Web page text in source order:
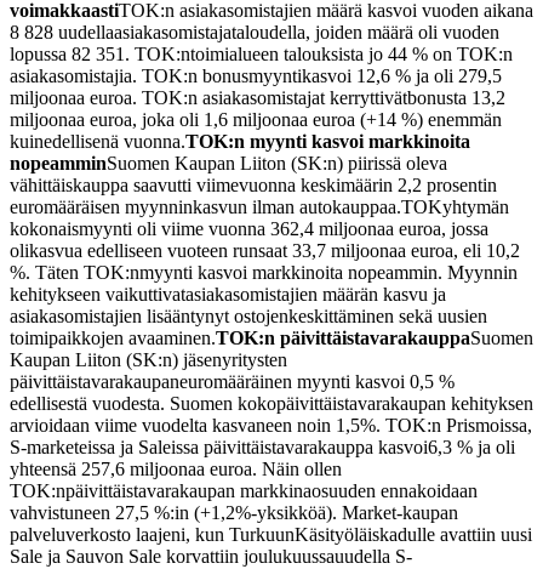
voimakkaastiTOK:n asiakasomistajien määrä kasvoi vuoden aikana
8 828 uudellaasiakasomistajataloudella, joiden määrä oli vuoden
lopussa 82 351. TOK:ntoimialueen talouksista jo 44 % on TOK:n
asiakasomistajia. TOK:n bonusmyyntikasvoi 12,6 % ja oli 279,5
miljoonaa euroa. TOK:n asiakasomistajat kerryttivätbonusta 13,2
miljoonaa euroa, joka oli 1,6 miljoonaa euroa (+14 %) enemmän
kuinedellisenä vuonna.TOK:n myynti kasvoi markkinoita
nopeamminSuomen Kaupan Liiton (SK:n) piirissä oleva
vähittäiskauppa saavutti viimevuonna keskimäärin 2,2 prosentin
euromääräisen myynninkasvun ilman autokauppaa.TOKyhtymän
kokonaismyynti oli viime vuonna 362,4 miljoonaa euroa, jossa
olikasvua edelliseen vuoteen runsaat 33,7 miljoonaa euroa, eli 10,2
%. Täten TOK:nmyynti kasvoi markkinoita nopeammin. Myynnin
kehitykseen vaikuttivatasiakasomistajien määrän kasvu ja
asiakasomistajien lisääntynyt ostojenkeskittäminen sekä uusien
toimipaikkojen avaaminen.TOK:n päivittäistavarakauppaSuomen
Kaupan Liiton (SK:n) jäsenyritysten
päivittäistavarakaupaneuromääräinen myynti kasvoi 0,5 %
edellisestä vuodesta. Suomen kokopäivittäistavarakaupan kehityksen
arvioidaan viime vuodelta kasvaneen noin 1,5%. TOK:n Prismoissa,
S-marketeissa ja Saleissa päivittäistavarakauppa kasvoi6,3 % ja oli
yhteensä 257,6 miljoonaa euroa. Näin ollen
TOK:npäivittäistavarakaupan markkinaosuuden ennakoidaan
vahvistuneen 27,5 %:in (+1,2%-yksikköä). Market-kaupan
palveluverkosto laajeni, kun TurkuunKäsityöläiskadulle avattiin uusi
Sale ja Sauvon Sale korvattiin joulukuussauudella S-